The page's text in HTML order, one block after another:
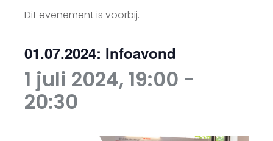
Dit evenement is voorbij.
01.07.2024: Infoavond
1 juli 2024, 19:00 -
20:30